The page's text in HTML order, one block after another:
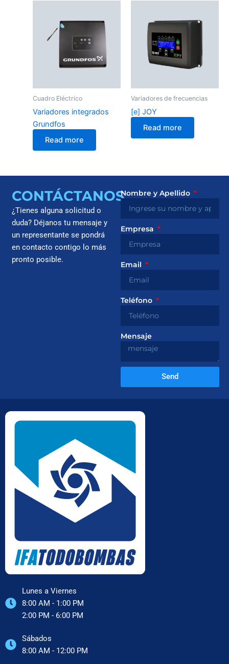
Cuadro Eléctrico
Variadores integrados
Grundfos
Read more
Variadores de frecuencias
[e] JOY
Read more
CONTÁCTANOS
¿Tienes alguna solicitud o
duda? Déjanos tu mensaje y
un representante se pondrá
en contacto contigo lo más
pronto posible.
Nombre y Apellido
Empresa
Email
Teléfono
Mensaje
Send
Lunes a Viernes
8:00 AM - 1:00 PM
2:00 PM - 6:00 PM
Sábados
8:00 AM - 12:00 PM